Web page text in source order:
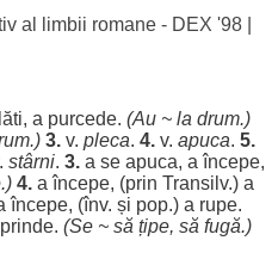
al limbii romane - DEX '98|
, a purcede. (Au ~ la drum.)
.) 3.v. pleca. 4.v. apuca. 5.
stârni. 3.a se apuca, aîncepe,
.) 4.aîncepe, (prin Transilv.) a
începe, (înv. și pop.) a rupe.
prinde. (Se ~ să țipe, să fugă.)